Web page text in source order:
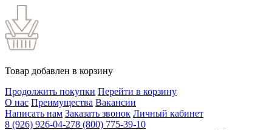
Товар добавлен в корзину
Продолжить покупки Перейти в корзину
О нас Преимущества Вакансии
Написать нам Заказать звонок Личный кабинет
8 (926) 926-04-278 (800) 775-39-10